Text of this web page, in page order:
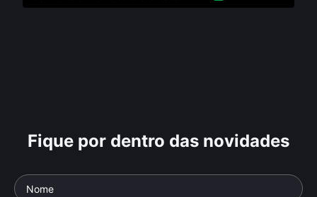
Fique por dentro das novidades